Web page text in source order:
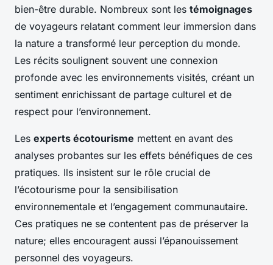
bien-être durable. Nombreux sont les témoignages
de voyageurs relatant comment leur immersion dans
la nature a transformé leur perception du monde.
Les récits soulignent souvent une connexion
profonde avec les environnements visités, créant un
sentiment enrichissant de partage culturel et de
respect pour l’environnement.
Les experts écotourisme mettent en avant des
analyses probantes sur les effets bénéfiques de ces
pratiques. Ils insistent sur le rôle crucial de
l’écotourisme pour la sensibilisation
environnementale et l’engagement communautaire.
Ces pratiques ne se contentent pas de préserver la
nature; elles encouragent aussi l’épanouissement
personnel des voyageurs.